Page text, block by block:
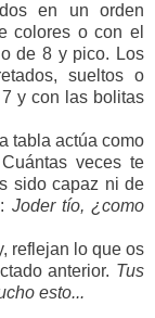
en un orden
colores o con el
de 8 y pico. Los
sueltos o
y con las bolitas
tabla actúa como
veces te
sido capaz ni de
Joder tío, ¿como
reflejan lo que os
anterior. Tus
esto...